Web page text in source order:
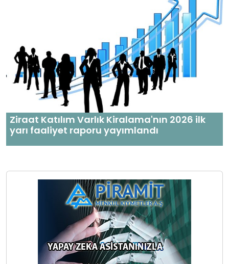
Ziraat Katılım Varlık Kiralama'nın 2026 ilk
yarı faaliyet raporu yayımlandı